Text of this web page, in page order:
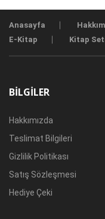
Anasayfa
E-Kitap
Kitap
BILGILER
Hakkımızda
Teslimat Bilgileri
Gizlilik Politikası
Satış Sözleşmesi
Hediye Çeki